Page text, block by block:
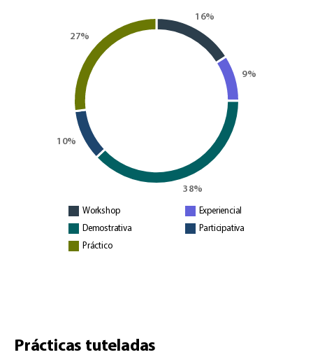
Workshop
Experiencial
Demostrativa
Participativa
Práctico
Prácticas tuteladas